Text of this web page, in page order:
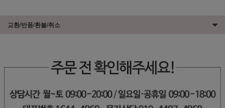
교환/반품/환불/취소